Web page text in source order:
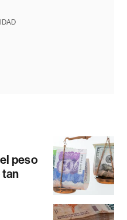
peso
tan